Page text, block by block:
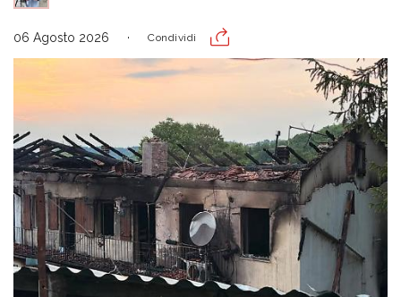
06 Agosto 2026 Condividi